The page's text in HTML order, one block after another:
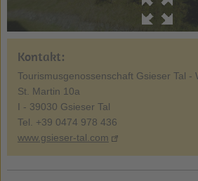
Kontakt:
Tourismusgenossenschaft Gsieser Tal -
St. Martin 10a
I - 39030 Gsieser Tal
Tel. +39 0474 978 436
www.gsieser-tal.com